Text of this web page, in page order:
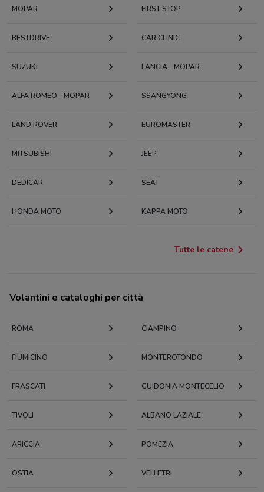
MOPAR FIRST STOP
BESTDRIVE CAR CLINIC
SUZUKI LANCIA - MOPAR
ALFA ROMEO - MOPAR SSANGYONG
LAND ROVER EUROMASTER
MITSUBISHI JEEP
DEDICAR SEAT
HONDA MOTO KAPPA MOTO
Tutte le catene
Volantini e cataloghi per città
ROMA CIAMPINO
FIUMICINO MONTEROTONDO
FRASCATI GUIDONIA MONTECELIO
TIVOLI ALBANO LAZIALE
ARICCIA POMEZIA
OSTIA VELLETRI